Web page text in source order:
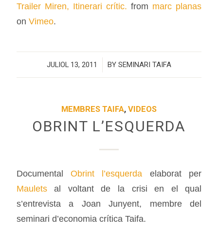
Trailer Miren, Itinerari crític. from marc planas
on Vimeo.
JULIOL 13, 2011
/ BY SEMINARI TAIFA
MEMBRES TAIFA, VIDEOS
OBRINT L’ESQUERDA
DocumentalObrint l’esquerda elaborat per
Mauletsal voltant de la crisi en el qual
s’entrevista a Joan Junyent, membre del
seminari d’economia crítica Taifa.